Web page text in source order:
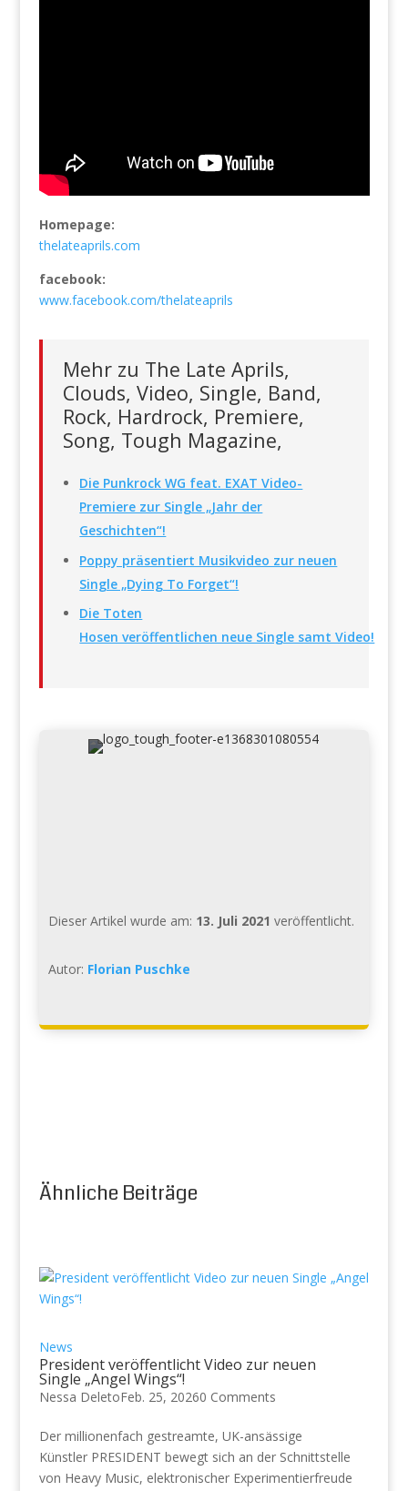
Homepage:
thelateaprils.com
facebook:
www.facebook.com/thelateaprils
Mehr zu The Late Aprils,
Clouds, Video, Single, Band,
Rock, Hardrock, Premiere,
Song, Tough Magazine,
Die Punkrock WG feat. EXAT Video-
Premiere zur Single „Jahr der
Geschichten“!
Poppy präsentiert Musikvideo zur neuen
Single „Dying To Forget“!
Die Toten
Hosen veröffentlichen neue Single samt Video!
Dieser Artikel wurde am: 13. Juli 2021 veröffentlicht.
Autor: Florian Puschke
Ähnliche Beiträge
News
President veröffentlicht Video zur neuen
Single „Angel Wings“!
Nessa DeletoFeb. 25, 20260 Comments
Der millionenfach gestreamte, UK-ansässige
Künstler PRESIDENT bewegt sich an der Schnittstelle
von Heavy Music, elektronischer Experimentierfreude